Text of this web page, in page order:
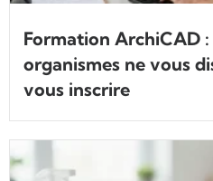
Formation ArchiCAD :
organismes ne vous
vous inscrire